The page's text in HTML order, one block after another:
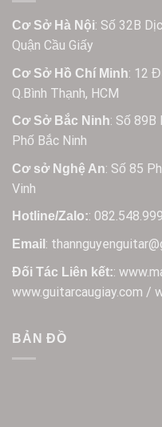
Cơ Sở Hà Nội: Số 32B
Quận Cầu Giấy
Cơ Sở Hồ Chí Minh: 12
Q.Bình Thạnh, HCM
Cơ Sở Bắc Ninh: Số 89B
Phố Bắc Ninh
Cơ sở Nghệ An: Số 85
Vinh
Hotline/Zalo::
Email :
Đối Tác Liên kết::
www.guitarcaugiay.com /
BẢN ĐỒ